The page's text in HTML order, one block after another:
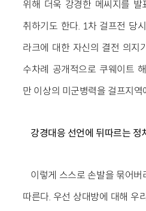
위해 더욱 강경한 메씨지를 발
취하기도 한다. 1차 걸프전 당
라크에 대한 자신의 결전 의지
수차례 공개적으로 쿠웨이트
만 이상의 미군병력을 걸프지역
강경대응 선언에 뒤따르는 정
이렇게 스스로 손발을 묶어
따른다. 우선 상대방에 대해 우